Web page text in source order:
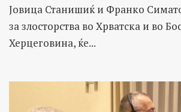
Јовица Станишиќ и Франко
за злосторства во Хрватска и во
Херцеговина, ќе...